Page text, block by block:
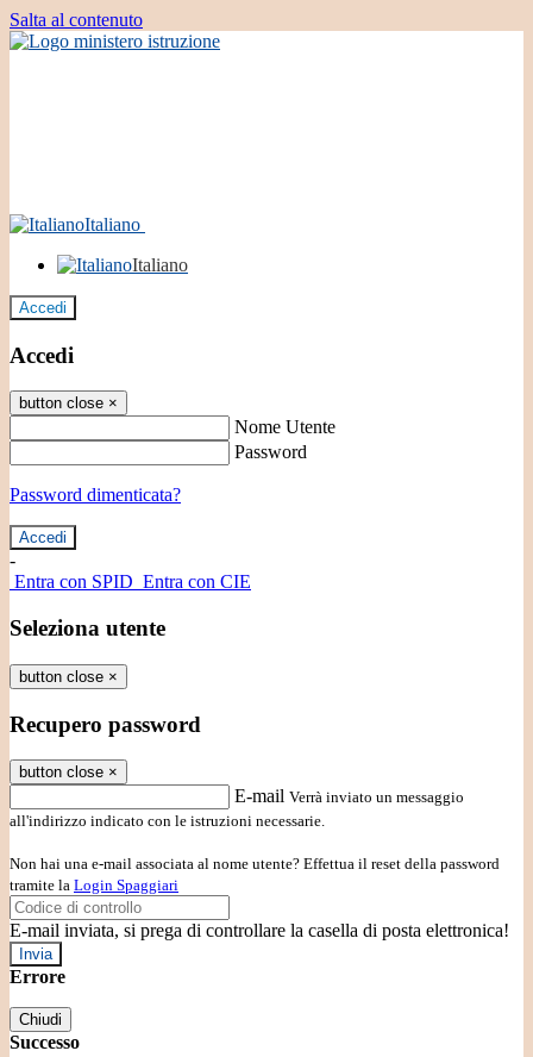
Salta al contenuto
Italiano
Italiano
Accedi
Accedi
button close ×
Nome Utente
Password
Password dimenticata?
-
Entra con SPID Entra con CIE
Seleziona utente
button close ×
Recupero password
button close ×
E-mail Verrà inviato un messaggio
all'indirizzo indicato con le istruzioni necessarie.
Non hai una e-mail associata al nome utente? Effettua il reset della password
tramite la Login Spaggiari
E-mail inviata, si prega di controllare la casella di posta elettronica!
Errore
Chiudi
Successo